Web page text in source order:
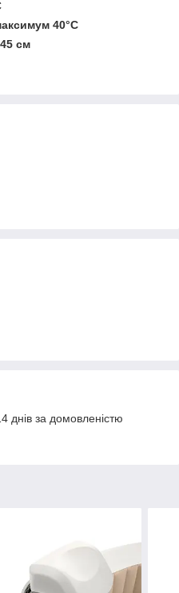
40°C
см
днів за домовленістю